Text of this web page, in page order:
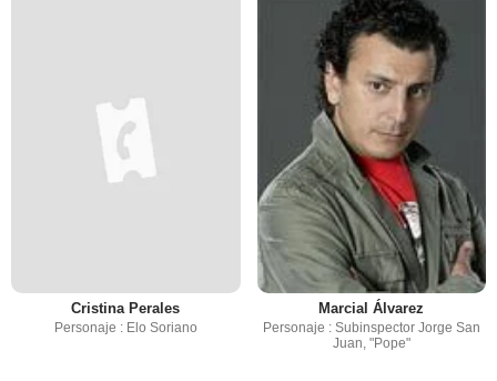
Cristina Perales
Personaje : Elo Soriano
Marcial Álvarez
Personaje : Subinspector Jorge San
Juan, "Pope"